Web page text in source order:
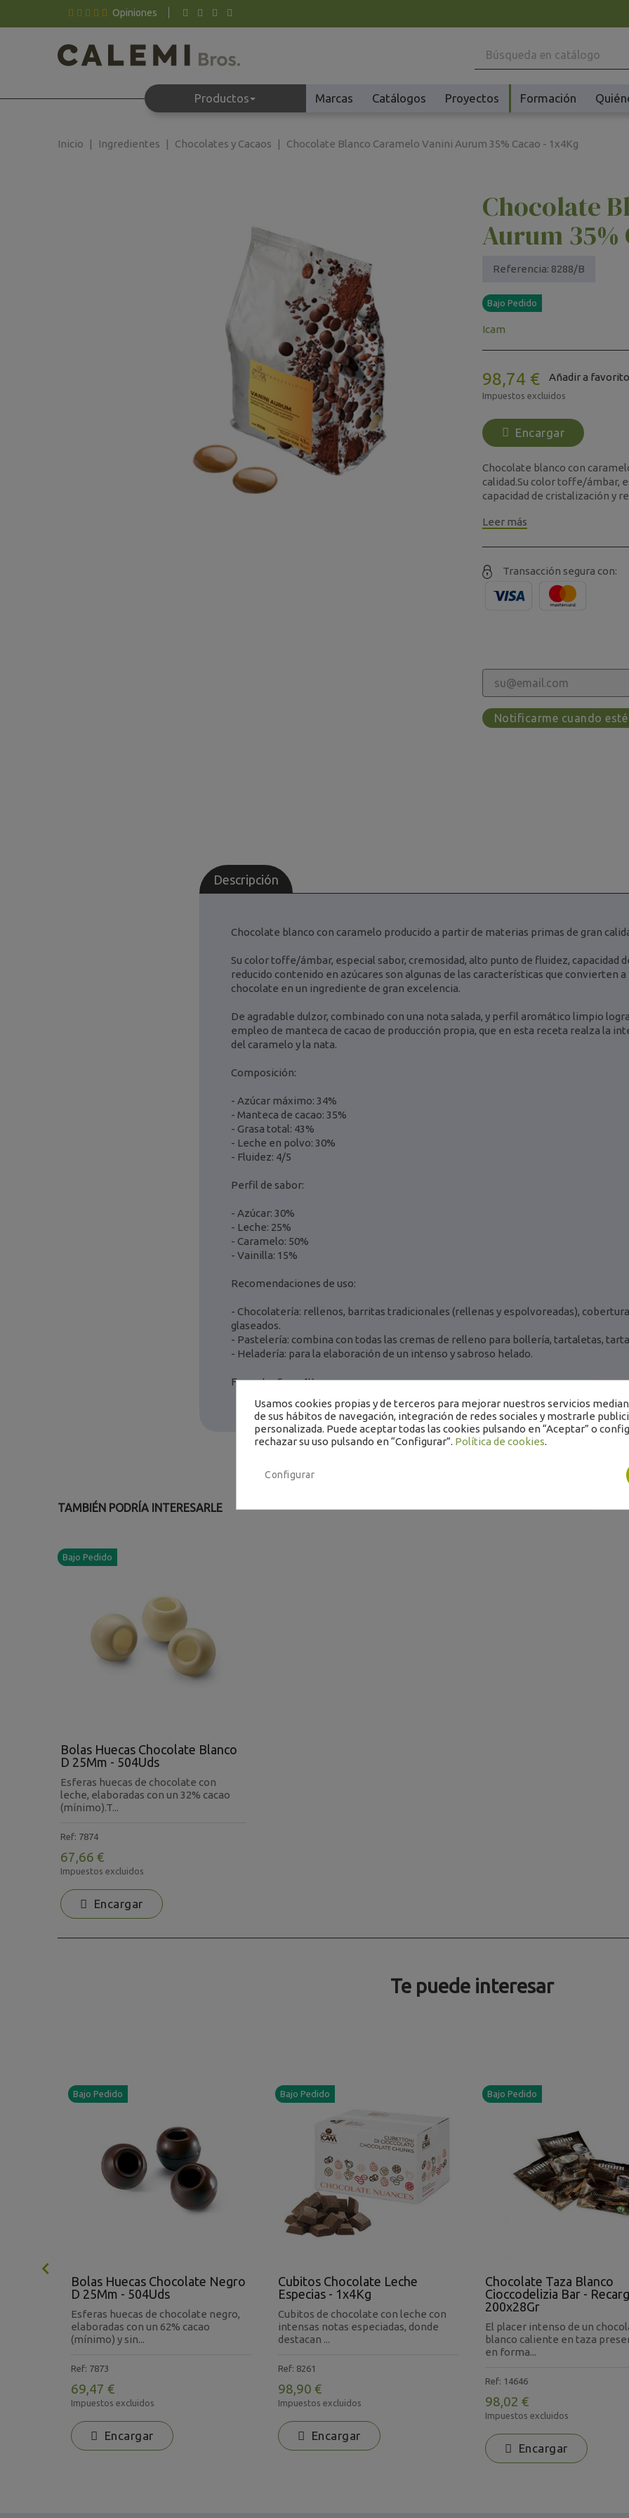
Opiniones
Productos
Maquinaria
Accesorios Creperas y Gofreras
Fermentadores y Cocedores
Fundidores Chocolate
Marcas Catálogos Proyectos Formación
Inicio Ingredientes Chocolates y Cacaos Chocolate Blanco Caramelo Vanini Aurum 35% Cacao - 1x4Kg
Chocolate
Aurum 35%
Referencia: 8288/B
Bajo Pedido
Icam
98,74 € Añadir a
Impuestos excluidos
Encargar
Chocolate blanco con
calidad.Su color toffe/ámbar,
capacidad de cristalización y
Leer más
Transacción segura con:
Notificarme cuando
Descripción
Chocolate blanco con caramelo producido a partir de materias primas de gran
Su color toffe/ámbar, especial sabor, cremosidad, alto punto de fluidez, capacidad
reducido contenido en azúcares son algunas de las características que convierten
chocolate en un ingrediente de gran excelencia.
De agradable dulzor, combinado con una nota salada, y perfil aromático limpio
empleo de manteca de cacao de producción propia, que en esta receta realza la
del caramelo y la nata.
Composición:
- Azúcar máximo: 34%
- Manteca de cacao: 35%
- Grasa total: 43%
- Leche en polvo: 30%
- Fluidez: 4/5
Perfil de sabor:
- Azúcar: 30%
- Leche: 25%
- Caramelo: 50%
- Vainilla: 15%
Recomendaciones de uso:
- Chocolatería: rellenos, barritas tradicionales (rellenas y espolvoreadas),
glaseados.
- Pastelería: combina con todas las cremas de relleno para bollería, tartaletas,
- Heladería: para la elaboración de un intenso y sabroso helado.
Formato: Saco 4Kg
TAMBIÉN PODRÍA INTERESARLE
Bolas Huecas Chocolate Blanco
D 25Mm - 504Uds
Esferas huecas de chocolate con
leche, elaboradas con un 32% cacao
(mínimo).T...
Ref: 7874
67,66 €
Impuestos excluidos
Encargar
Bajo Pedido
Te puede interesar

Bolas Huecas Chocolate Negro
D 25Mm - 504Uds
Esferas huecas de chocolate negro,
elaboradas con un 62% cacao
(mínimo) y sin...
Ref: 7873
69,47 €
Impuestos excluidos
Encargar
Bajo Pedido
Cubitos Chocolate Leche
Especias - 1x4Kg
Cubitos de chocolate con leche con
intensas notas especiadas, donde
destacan ...
Ref: 8261
98,90 €
Impuestos excluidos
Encargar
Bajo Pedido
Chocolate Taza Blanco
Cioccodelizia Bar -
200x28Gr
El placer intenso de un
blanco caliente en taza
en forma...
Ref: 14646
98,02 €
Impuestos excluidos
Encargar
Bajo Pedido
Usamos cookies propias y de terceros para mejorar nuestros servicios
de sus hábitos de navegación, integración de redes sociales y mostrarle
personalizada. Puede aceptar todas las cookies pulsando en “Aceptar” o
rechazar su uso pulsando en “Configurar”. Política de cookies.
Configurar